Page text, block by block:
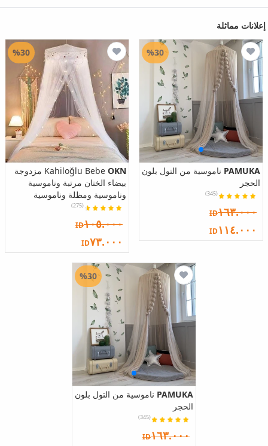
إعلانات مماثلة
PAMUKA ناموسية من التول بلون
الحجر
(345)
ID١٦٣.٠٠٠
ID١١٤.٠٠٠
%30
OKN
Kahiloğlu Bebe مزدوجة
بيضاء الختان مرتبة وناموسية
وناموسية ومظلة وناموسية
(275)
ID١٠٥.٠٠٠
ID٧٣.٠٠٠
%30
PAMUKA ناموسية من التول بلون
الحجر
(345)
ID١٦٣.٠٠٠
%30